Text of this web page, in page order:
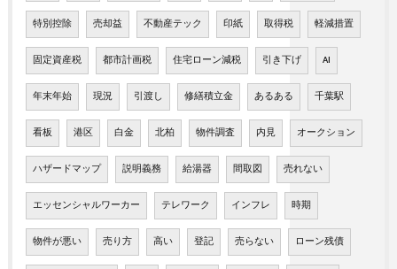
特別控除 売却益 不動産テック 印紙 取得税 軽減措置
固定資産税 都市計画税 住宅ローン減税 引き下げ AI
年末年始 現況 引渡し 修繕積立金 あるある 千葉駅
看板 港区 白金 北柏 物件調査 内見 オークション
ハザードマップ 説明義務 給湯器 間取図 売れない
エッセンシャルワーカー テレワーク インフレ 時期
物件が悪い 売り方 高い 登記 売らない ローン残債